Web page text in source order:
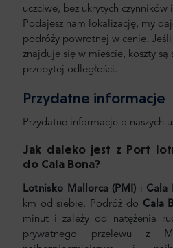
uczciwe, bez ukrytych czynników
Podajesz nam lokalizację, my
podróży powrotnej w cenie.
znajduje się w mieście, koszty są
przebytej odległości.
Przydatne informacje
Przydatne informacje o naszych
Jak daleko jest z Port
do Cala Bona?
Lotnisko Mallorca (PMI) i Cala
km od siebie. Podróż do Cala
minut i zależy od natężenia
prywatnego przelewu z